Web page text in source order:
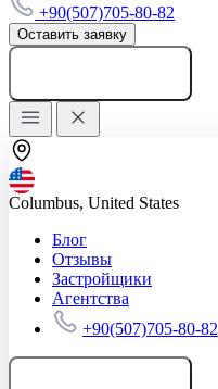
+90(507)705-80-82
Оставить заявку
Columbus, United States
Блог
Отзывы
Застройщики
Агентства
+90(507)705-80-82